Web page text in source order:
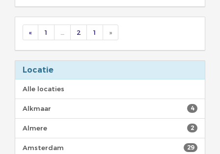
« 1 2 1 »
Locatie
Alle locaties
4
Alkmaar
2
Almere
29
Amsterdam